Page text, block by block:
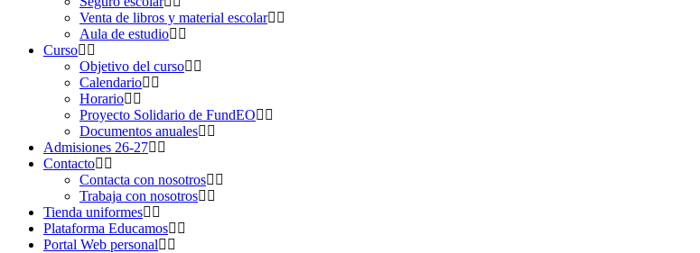
Venta de libros y material escolar
Aula de estudio
Curso
Objetivo del curso
Calendario
Horario
Proyecto Solidario de FundEO
Documentos anuales
Admisiones 26-27
Contacto
Contacta con nosotros
Trabaja con nosotros
Tienda uniformes
Plataforma Educamos
Portal Web personal